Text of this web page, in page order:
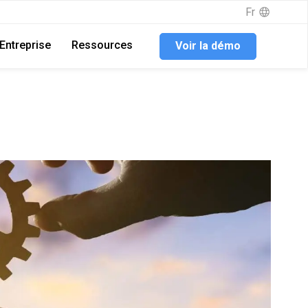
Fr
Entreprise Ressources Voir la démo